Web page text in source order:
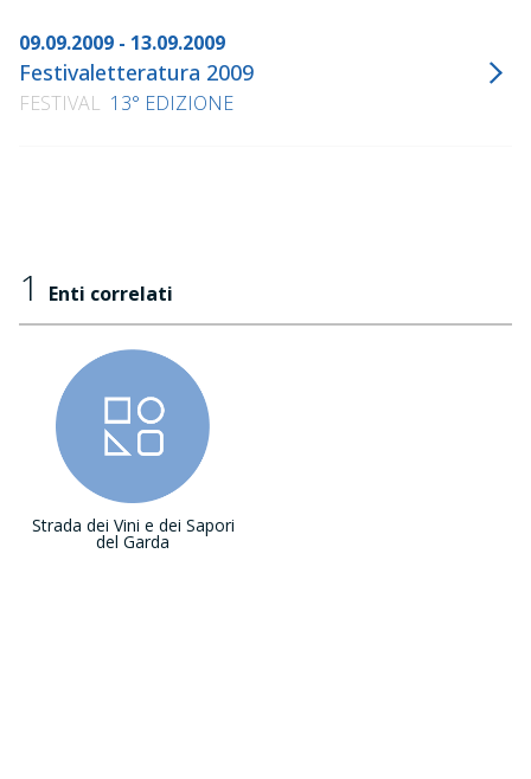
09.09.2009 - 13.09.2009
Festivaletteratura 2009
FESTIVAL 13° EDIZIONE
1 Enti correlati
Strada dei Vini e dei Sapori
del Garda